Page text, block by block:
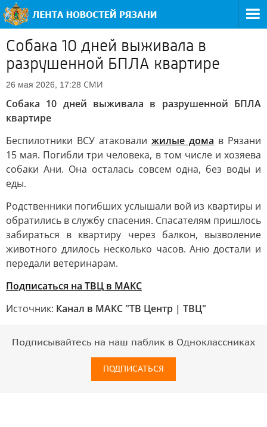
Собака 10 дней выживала в
разрушенной БПЛА квартире
26 мая 2026, 17:28 СМИ
Собака 10 дней выживала в разрушенной БПЛА
квартире
Беспилотники ВСУ атаковали жилые дома в Рязани
15 мая. Погибли три человека, в том числе и хозяева
собаки Ани. Она осталась совсем одна, без воды и
еды.
Родственники погибших услышали вой из квартиры и
обратились в службу спасения. Спасателям пришлось
забираться в квартиру через балкон, вызволение
животного длилось несколько часов. Аню достали и
передали ветеринарам.
Подписаться на ТВЦ в МАКС
Источник: Канал в МАКС "ТВ Центр | ТВЦ"
Подписывайтесь на наш паблик в Одноклассниках
ПОДПИСАТЬСЯ